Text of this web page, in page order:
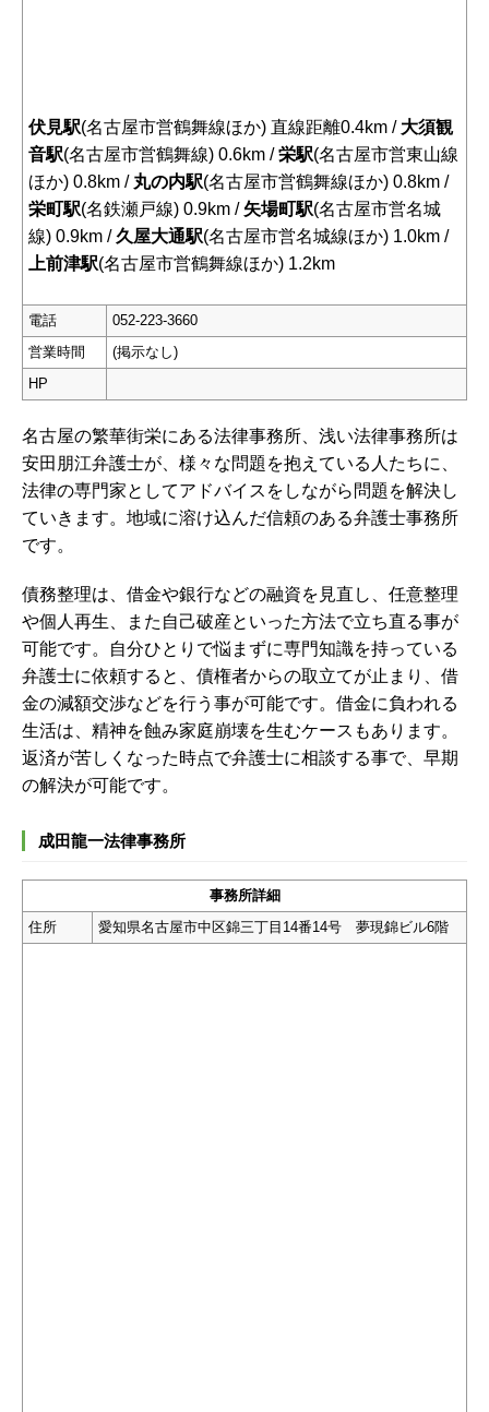
伏見駅(名古屋市営鶴舞線ほか) 直線距離0.4km / 大須観
音駅(名古屋市営鶴舞線) 0.6km /栄駅(名古屋市営東山線
ほか) 0.8km / 丸の内駅(名古屋市営鶴舞線ほか) 0.8km /
栄町駅(名鉄瀬戸線) 0.9km / 矢場町駅(名古屋市営名城
線) 0.9km /久屋大通駅(名古屋市営名城線ほか) 1.0km /
上前津駅(名古屋市営鶴舞線ほか) 1.2km
電話
052-223-3660
営業時間
(掲示なし)
HP
名古屋の繁華街栄にある法律事務所、浅い法律事務所は
安田朋江弁護士が、様々な問題を抱えている人たちに、
法律の専門家としてアドバイスをしながら問題を解決し
ていきます。地域に溶け込んだ信頼のある弁護士事務所
です。
債務整理は、借金や銀行などの融資を見直し、任意整理
や個人再生、また自己破産といった方法で立ち直る事が
可能です。自分ひとりで悩まずに専門知識を持っている
弁護士に依頼すると、債権者からの取立てが止まり、借
金の減額交渉などを行う事が可能です。借金に負われる
生活は、精神を蝕み家庭崩壊を生むケースもあります。
返済が苦しくなった時点で弁護士に相談する事で、早期
の解決が可能です。
成田龍一法律事務所
事務所詳細
住所
愛知県名古屋市中区錦三丁目14番14号 夢現錦ビル6階